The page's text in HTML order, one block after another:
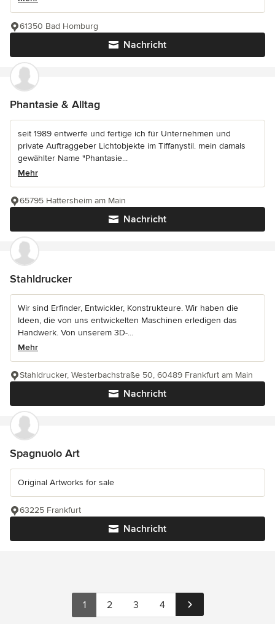
Nachricht
61350 Bad Homburg
Phantasie & Alltag
seit 1989 entwerfe und fertige ich für Unternehmen und
private Auftraggeber Lichtobjekte im Tiffanystil. mein damals
gewählter Name "Phantasie...
Mehr
Nachricht
65795 Hattersheim am Main
Stahldrucker
Wir sind Erfinder, Entwickler, Konstrukteure. Wir haben die
Ideen, die von uns entwickelten Maschinen erledigen das
Handwerk. Von unserem 3D-...
Mehr
Nachricht
Stahldrucker, Westerbachstraße 50, 60489 Frankfurt am Main
Spagnuolo Art
Original Artworks for sale
Nachricht
63225 Frankfurt
1 2 3 4